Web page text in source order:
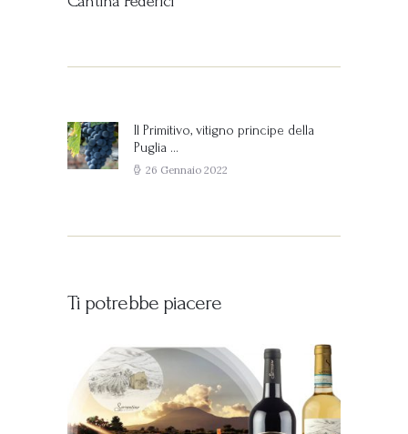
Previous
post:
Il Primitivo, vitigno principe della
Puglia …
26 Gennaio 2022
Ti potrebbe piacere